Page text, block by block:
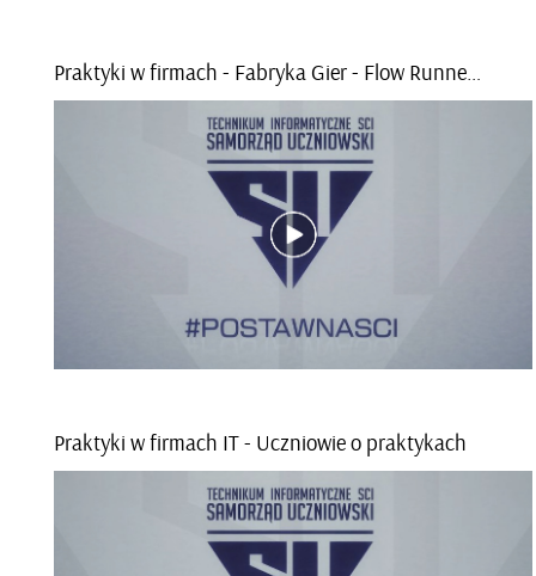
Prak­ty­ki w fir­mach - Fa­bry­ka Gier - Flow Run­ner (tra­iler)
Prak­ty­ki w fir­mach IT - Ucznio­wie o prak­ty­kach